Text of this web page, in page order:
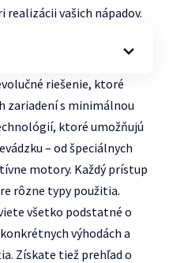
realizácii vašich nápadov.
riešenie, ktoré
zariadení s minimálnou
ktoré umožňujú
– od špeciálnych
motory. Každý prístup
rôzne typy použitia.
všetko podstatné o
výhodách a
Získate tiež prehľad o